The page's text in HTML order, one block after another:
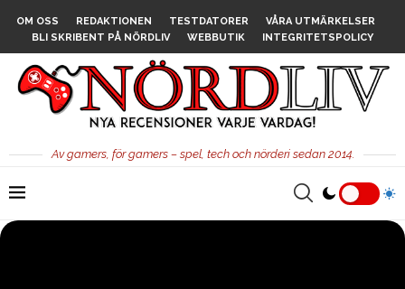
OM OSS REDAKTIONEN TESTDATORER
VÅRA UTMÄRKELSER
BLI SKRIBENT PÅ NÖRDLIV
WEBBUTIK INTEGRITETSPOLICY
Av gamers, för gamers – spel, tech och nörderi sedan 2014.